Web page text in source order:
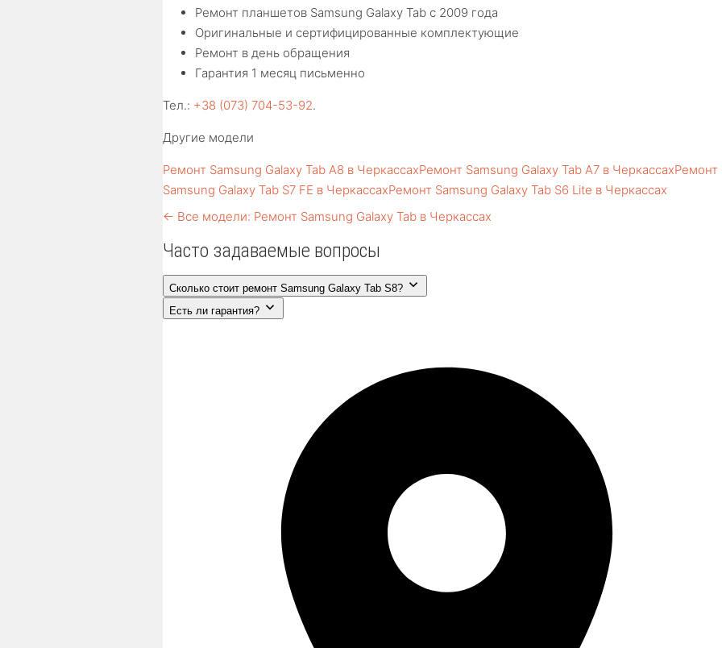
Ремонт планшетов Samsung Galaxy Tab с 2009 года
Оригинальные и сертифицированные комплектующие
Ремонт в день обращения
Гарантия 1 месяц письменно
Тел.: +38 (073) 704-53-92.
Другие модели
Ремонт Samsung Galaxy Tab A8 в ЧеркассахРемонт Samsung Galaxy Tab A7 в ЧеркассахРемонт
Samsung Galaxy Tab S7 FE в ЧеркассахРемонт Samsung Galaxy Tab S6 Lite в Черкассах
← Все модели: Ремонт Samsung Galaxy Tab в Черкассах
Часто задаваемые вопросы
Сколько стоит ремонт Samsung Galaxy Tab S8?
Есть ли гарантия?